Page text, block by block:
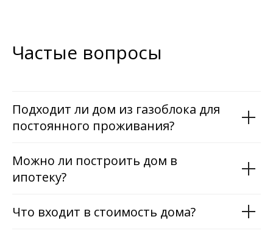
Частые вопросы
Подходит ли дом из газоблока для
постоянного проживания?
Можно ли построить дом в
ипотеку?
Что входит в стоимость дома?